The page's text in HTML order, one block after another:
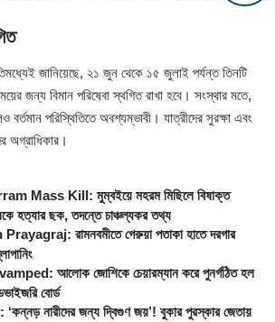
জানিয়েছে, ২১ জুন থেকে ১৫ জুলাই পর্যন্ত তিনটি
জন্য বিমান পরিষেবা স্থগিত রাখা হবে। সংস্থার মতে,
পরিস্থিতিতে অবশ্যম্ভাবী। যাত্রীদের সুরক্ষা এবং
অগ্রাধিকার।
Mass Kill: মুম্বইয়ে মহরম মিছিলে বিষাক্ত
হত্যার ছক, তদন্তে চাঞ্চল্যকর তথ্য
রামনবমীতে গেরুয়া পতাকা হাতে দরগার
আলোক জোশিকে চেয়ারম্যান করে পুনর্গঠিত হল
বোর্ড
নারীদের জন্য দ্বিগুণ জয়’! বুকার পুরস্কার জেতায়